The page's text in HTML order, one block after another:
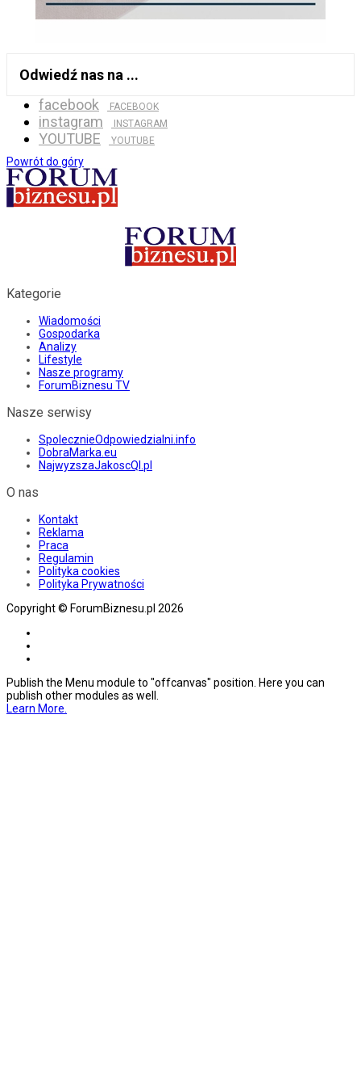
Odwiedź nas na ...
facebook
FACEBOOK
instagram INSTAGRAM
YOUTUBE YOUTUBE
Powrót do góry
Kategorie
Wiadomości
Gospodarka
Analizy
Lifestyle
Nasze programy
ForumBiznesu TV
Nasze serwisy
SpolecznieOdpowiedzialni.info
DobraMarka.eu
NajwyzszaJakoscQI.pl
O nas
Kontakt
Reklama
Praca
Regulamin
Polityka cookies
Polityka Prywatności
Copyright © ForumBiznesu.pl 2026
Publish the Menu module to "offcanvas" position. Here you can
publish other modules as well.
Learn More.